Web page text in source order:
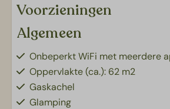
Voorzieningen
Algemeen
Onbeperkt WiFi met meerdere
Oppervlakte (ca.): 62 m2
Gaskachel
Glamping